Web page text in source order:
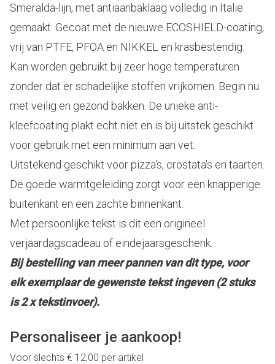
Smeralda-lijn, met antiaanbaklaag volledig in Italië
gemaakt. Gecoat met de nieuwe ECOSHIELD-coating,
vrij van PTFE, PFOA en NIKKEL en krasbestendig.
Kan worden gebruikt bij zeer hoge temperaturen
zonder dat er schadelijke stoffen vrijkomen. Begin nu
met veilig en gezond bakken. De unieke anti-
kleefcoating plakt echt niet en is bij uitstek geschikt
voor gebruik met een minimum aan vet.
Uitstekend geschikt voor pizza's, crostata's en taarten.
De goede warmtgeleiding zorgt voor een knapperige
buitenkant en een zachte binnenkant.
Met persoonlijke tekst is dit een origineel
verjaardagscadeau of eindejaarsgeschenk.
Bij bestelling van meer pannen van dit type, voor
elk exemplaar de gewenste tekst ingeven (2 stuks
is 2 x tekstinvoer).
Personaliseer je aankoop!
Voor slechts€ 12,00 per artikel